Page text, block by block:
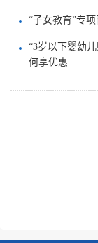
“子女教育”专
“3岁以下婴幼
何享优惠